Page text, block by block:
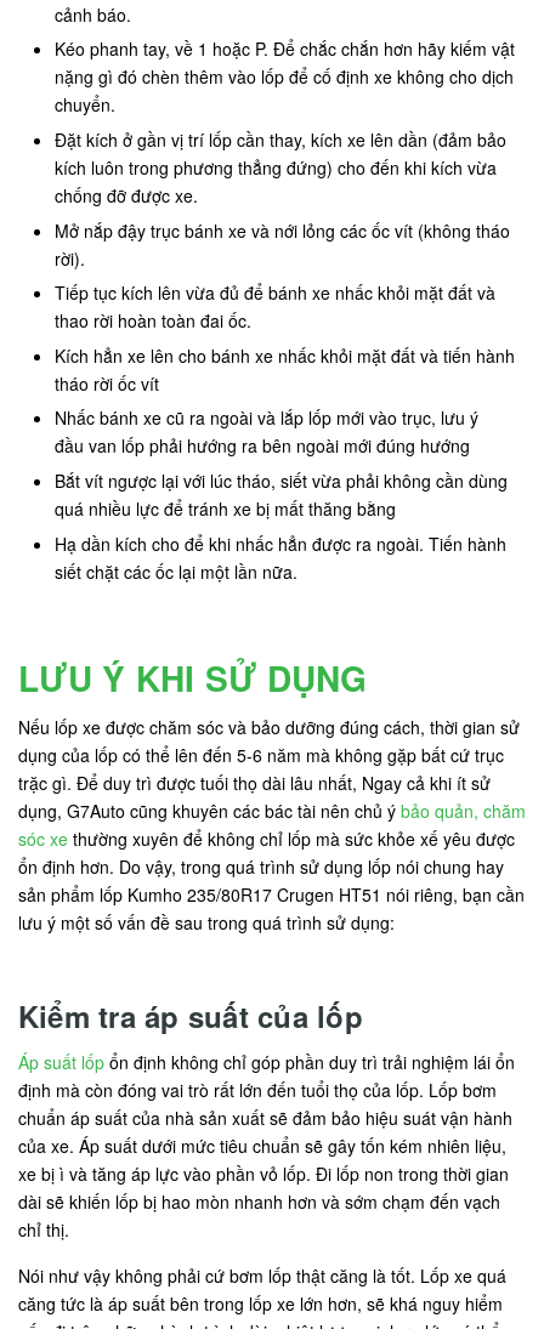
cảnh báo.
Kéo phanh tay, về 1 hoặc P. Để chắc chắn hơn hãy kiếm vật
nặng gì đó chèn thêm vào lốp để cố định xe không cho dịch
chuyển.
Đặt kích ở gần vị trí lốp cần thay, kích xe lên dần (đảm bảo
kích luôn trong phương thẳng đứng) cho đến khi kích vừa
chống đỡ được xe.
Mở nắp đậy trục bánh xe và nới lỏng các ốc vít (không tháo
rời).
Tiếp tục kích lên vừa đủ để bánh xe nhấc khỏi mặt đất và
thao rời hoàn toàn đai ốc.
Kích hẳn xe lên cho bánh xe nhấc khỏi mặt đất và tiến hành
tháo rời ốc vít
Nhấc bánh xe cũ ra ngoài và lắp lốp mới vào trục, lưu ý
đầu van lốp phải hướng ra bên ngoài mới đúng hướng
Bắt vít ngược lại với lúc tháo, siết vừa phải không cần dùng
quá nhiều lực để tránh xe bị mất thăng bằng
Hạ dần kích cho để khi nhấc hẳn được ra ngoài. Tiến hành
siết chặt các ốc lại một lần nữa.
LƯU Ý KHI SỬ DỤNG
Nếu lốp xe được chăm sóc và bảo dưỡng đúng cách, thời gian sử
dụng của lốp có thể lên đến 5-6 năm mà không gặp bất cứ trục
trặc gì. Để duy trì được tuối thọ dài lâu nhất, Ngay cả khi ít sử
dụng, G7Auto cũng khuyên các bác tài nên chủ ý bảo quản, chăm
sóc xe thường xuyên để không chỉ lốp mà sức khỏe xế yêu được
ổn định hơn. Do vậy, trong quá trình sử dụng lốp nói chung hay
sản phẩm lốp Kumho 235/80R17 Crugen HT51 nói riêng, bạn cần
lưu ý một số vấn đề sau trong quá trình sử dụng:
Kiểm tra áp suất của lốp
Áp suất lốp ổn định không chỉ góp phần duy trì trải nghiệm lái ổn
định mà còn đóng vai trò rất lớn đến tuổi thọ của lốp. Lốp bơm
chuẩn áp suất của nhà sản xuất sẽ đảm bảo hiệu suát vận hành
của xe. Áp suất dưới mức tiêu chuẩn sẽ gây tốn kém nhiên liệu,
xe bị ì và tăng áp lực vào phần vỏ lốp. Đi lốp non trong thời gian
dài sẽ khiến lốp bị hao mòn nhanh hơn và sớm chạm đến vạch
chỉ thị.
Nói như vậy không phải cứ bơm lốp thật căng là tốt. Lốp xe quá
căng tức là áp suất bên trong lốp xe lớn hơn, sẽ khá nguy hiểm